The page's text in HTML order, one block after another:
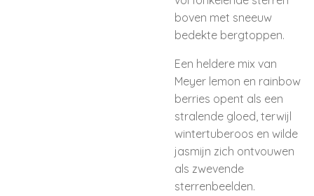
boven met sneeuw
bedekte bergtoppen.
Een heldere mix van
Meyer lemon en rainbow
berries opent als een
stralende gloed, terwijl
wintertuberoos en wilde
jasmijn zich ontvouwen
als zwevende
sterrenbeelden.